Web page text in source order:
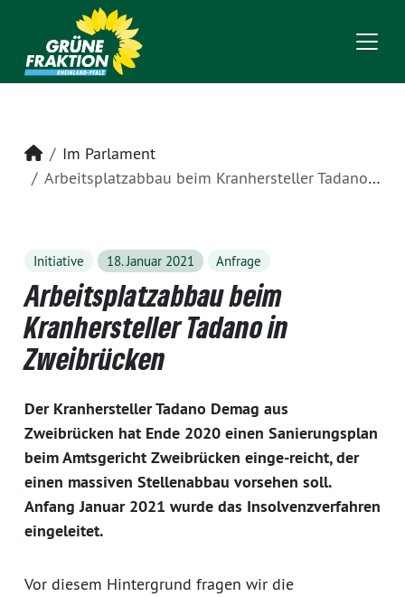
Startseite
Im Parlament
Arbeitsplatzabbau beim Kranhersteller Tadano in Zweibrücken
Initiative 18. Januar 2021 Anfrage
Arbeitsplatzabbau beim
Kranhersteller Tadano in
Zweibrücken
Der Kranhersteller Tadano Demag aus
Zweibrücken hat Ende 2020 einen Sanierungsplan
beim Amtsgericht Zweibrücken einge-reicht, der
einen massiven Stellenabbau vorsehen soll.
Anfang Januar 2021 wurde das Insolvenzverfahren
eingeleitet.
Vor diesem Hintergrund fragen wir die